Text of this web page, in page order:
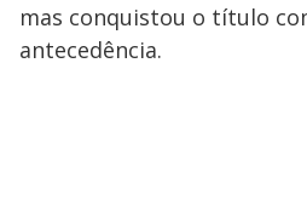
mas conquistou o título
antecedência.